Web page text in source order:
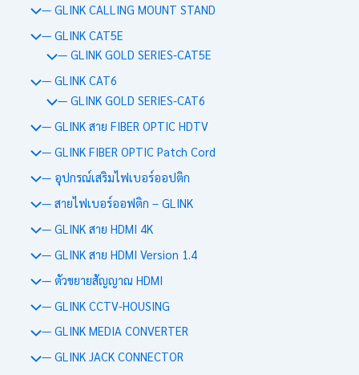
— GLINK CALLING MOUNT STAND
— GLINK CAT5E
— GLINK GOLD SERIES-CAT5E
— GLINK CAT6
— GLINK GOLD SERIES-CAT6
— GLINK สาย FIBER OPTIC HDTV
— GLINK FIBER OPTIC Patch Cord
— อุปกรณ์เสริมไฟเบอร์ออปติก
— สายไฟเบอร์ออฟติก – GLINK
— GLINK สาย HDMI 4K
— GLINK สาย HDMI Version 1.4
— ตัวขยายสัญญาณ HDMI
— GLINK CCTV-HOUSING
— GLINK MEDIA CONVERTER
— GLINK JACK CONNECTOR